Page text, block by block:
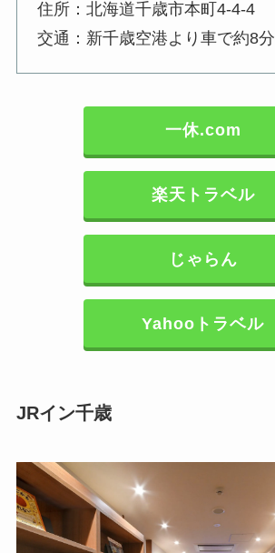
住所：北海道千歳市本町4-4-4
交通：新千歳空港より車で約8分
一休.com
楽天トラベル
じゃらん
Yahooトラベル
JRイン千歳